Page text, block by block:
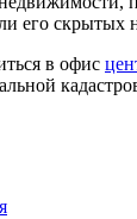
его скрытых
в офис